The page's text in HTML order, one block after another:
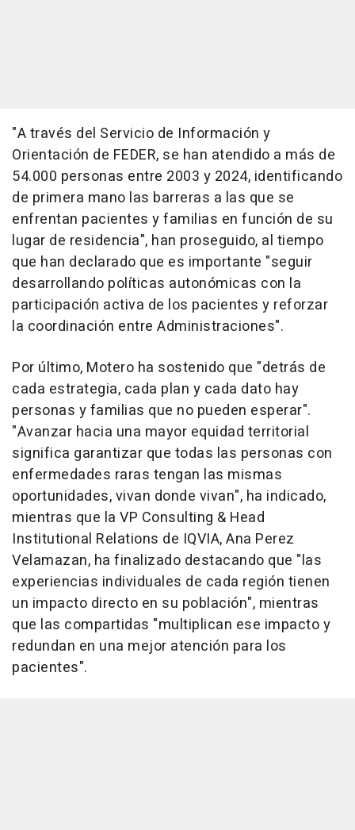
"A través del Servicio de Información y
Orientación de FEDER, se han atendido a más de
54.000 personas entre 2003 y 2024, identificando
de primera mano las barreras a las que se
enfrentan pacientes y familias en función de su
lugar de residencia", han proseguido, al tiempo
que han declarado que es importante "seguir
desarrollando políticas autonómicas con la
participación activa de los pacientes y reforzar
la coordinación entre Administraciones".
Por último, Motero ha sostenido que "detrás de
cada estrategia, cada plan y cada dato hay
personas y familias que no pueden esperar".
"Avanzar hacia una mayor equidad territorial
significa garantizar que todas las personas con
enfermedades raras tengan las mismas
oportunidades, vivan donde vivan", ha indicado,
mientras que la VP Consulting & Head
Institutional Relations de IQVIA, Ana Perez
Velamazan, ha finalizado destacando que "las
experiencias individuales de cada región tienen
un impacto directo en su población", mientras
que las compartidas "multiplican ese impacto y
redundan en una mejor atención para los
pacientes".